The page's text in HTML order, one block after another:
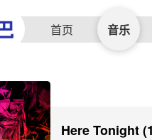
首页 音乐
Here Tonight